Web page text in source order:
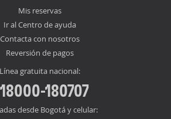
Mis reservas
Ir al Centro de ayuda
Contacta con nosotros
Reversión de pagos
Línea gratuita nacional:
180707
desde Bogotá y celular: